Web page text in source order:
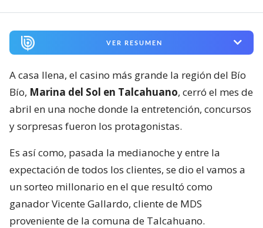
VER RESUMEN
A casa llena, el casino más grande la región del Bío
Bío, Marina del Sol en Talcahuano, cerró el mes de
abril en una noche donde la entretención, concursos
y sorpresas fueron los protagonistas.
Es así como, pasada la medianoche y entre la
expectación de todos los clientes, se dio el vamos a
un sorteo millonario en el que resultó como
ganador Vicente Gallardo, cliente de MDS
proveniente de la comuna de Talcahuano.